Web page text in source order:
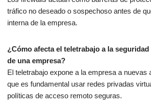
tráfico no deseado o sospechoso antes de
interna de la empresa.
¿Cómo afecta el teletrabajo a la
de una empresa?
El teletrabajo expone a la empresa a nuevas
que es fundamental usar redes privadas
políticas de acceso remoto seguras.